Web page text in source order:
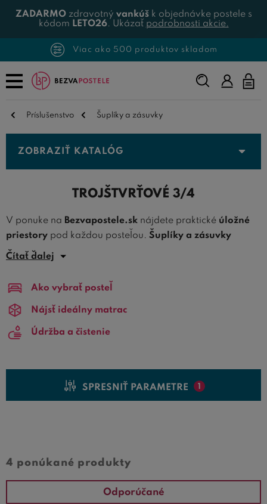
ZADARMOzdravotný vankúšk objednávke postele s
kódom LETO26. Ukázať podrobnosti akcie.
Viac ako 500 produktov skladom
Napíšte,
čo
Príslušenstvo Šuplíky a zásuvky
ZOBRAZIŤ KATALÓG
TROJŠTVRŤOVÉ 3/4
V ponuke na Bezvapostele.sk nájdete praktické úložné
priestory pod každou posteľou. Šuplíky a zásuvky
trojštvrtečné 3/4
integrovaným kolieskam
jednoduché. Ak vyberáte novú posteľ, ponuku úložných
šuplíkov by ste určite nemali prehliadnuť.
Čítať ďalej
Ako vybrať posteľ
Nájsť ideálny matrac
Údržba a čistenie
SPRESNIŤ PARAMETRE
4 ponúkané produkty
Odporúčané